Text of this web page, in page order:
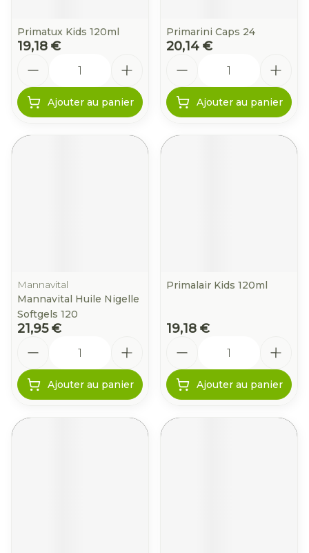
Primatux Kids 120ml
19,18 €
Ajouter au panier
Primarini Caps 24
20,14 €
Ajouter au panier
Mannavital
Mannavital Huile Nigelle
Softgels 120
21,95 €
Ajouter au panier
Primalair Kids 120ml
19,18 €
Ajouter au panier